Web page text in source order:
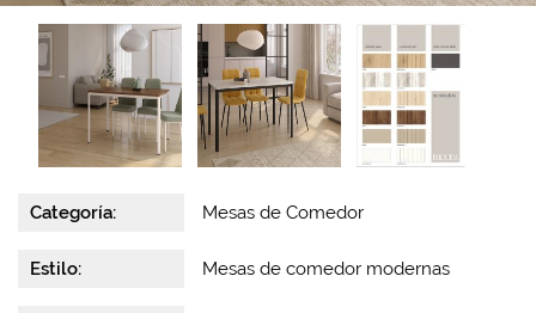
Categoría: Mesas de Comedor
Estilo: Mesas de comedor modernas